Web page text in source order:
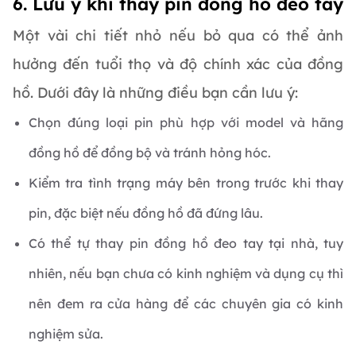
Một vài chi tiết nhỏ nếu bỏ qua có thể ảnh
hưởng đến tuổi thọ và độ chính xác của đồng
hồ. Dưới đây là những điều bạn cần lưu ý:
Chọn đúng loại pin phù hợp với model và hãng
đồng hồ để đồng bộ và tránh hỏng hóc.
Kiểm tra tình trạng máy bên trong trước khi thay
pin, đặc biệt nếu đồng hồ đã đứng lâu.
Có thể tự thay pin đồng hồ đeo tay tại nhà, tuy
nhiên, nếu bạn chưa có kinh nghiệm và dụng cụ thì
nên đem ra cửa hàng để các chuyên gia có kinh
nghiệm sửa.